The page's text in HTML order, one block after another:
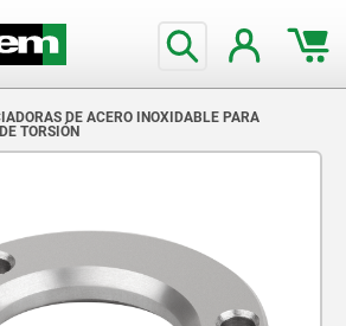
DE ACERO INOXIDABLE PARA
TORSIÓN